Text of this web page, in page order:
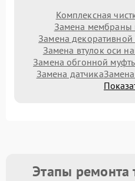
Комплексная
Замена мембраны
Замена
Замена втулок оси
Замена обгонной
Замена датчика
Этапы ремонта